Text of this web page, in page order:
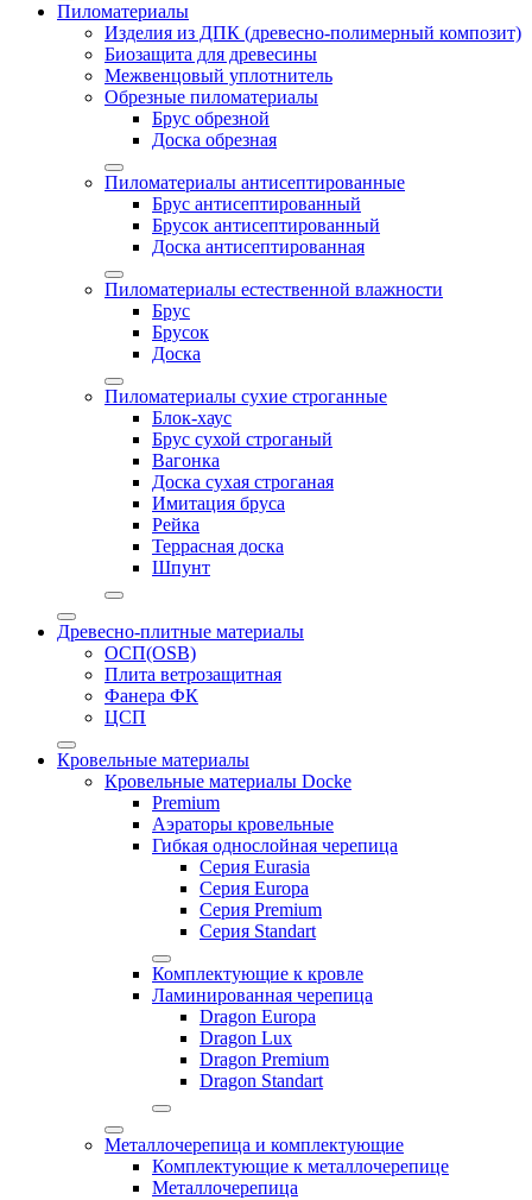
Пиломатериалы
Изделия из ДПК (древесно-полимерный композит)
Биозащита для древесины
Межвенцовый уплотнитель
Обрезные пиломатериалы
Брус обрезной
Доска обрезная
Пиломатериалы антисептированные
Брус антисептированный
Брусок антисептированный
Доска антисептированная
Пиломатериалы естественной влажности
Брус
Брусок
Доска
Пиломатериалы сухие строганные
Блок-хаус
Брус сухой строганый
Вагонка
Доска сухая строганая
Имитация бруса
Рейка
Террасная доска
Шпунт
Древесно-плитные материалы
ОСП(OSB)
Плита ветрозащитная
Фанера ФК
ЦСП
Кровельные материалы
Кровельные материалы Docke
Premium
Аэраторы кровельные
Гибкая однослойная черепица
Серия Eurasia
Серия Europa
Серия Premium
Серия Standart
Комплектующие к кровле
Ламинированная черепица
Dragon Europa
Dragon Lux
Dragon Premium
Dragon Standart
Металлочерепица и комплектующие
Комплектующие к металлочерепице
Металлочерепица